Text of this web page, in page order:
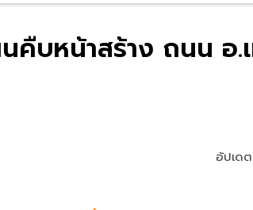
คืบหน้าสร้าง ถนน อ.
อัปเด